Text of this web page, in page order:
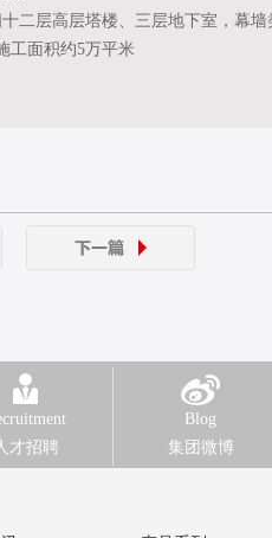
二层高层塔楼、三层地下室，幕
工面积约5万平米
才招聘
Blog
集团微博